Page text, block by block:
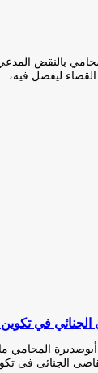
بالنقض المدعي:
ليفصل فيه،…
في تكوين
المحامي
الجنائى فى تكوين